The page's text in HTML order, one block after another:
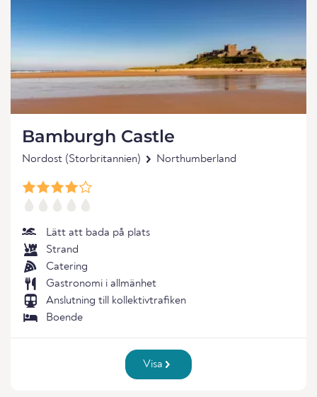
Bamburgh Castle
Nordost (Storbritannien) Northumberland
Lätt att bada på plats
Strand
Catering
Gastronomi i allmänhet
Anslutning till kollektivtrafiken
Boende
Visa